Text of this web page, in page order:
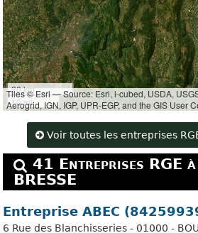
20 km
10 mi
Tiles © Esri — Source: Esri, i-cubed, USDA,
Aerogrid, IGN, IGP, UPR-EGP, and the GIS User
Voir toutes les entreprises
41 Entreprises RGE
BRESSE
Entreprise ABEC
6 Rue des Blanchisseries - 01000 -